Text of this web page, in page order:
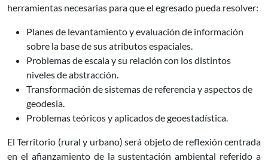
herramientas necesarias para que el egresado pueda resolver:
Planes de levantamiento y evaluación de información
sobre la base de sus atributos espaciales.
Problemas de escala y su relación con los distintos
niveles de abstracción.
Transformación de sistemas de referencia y aspectos de
geodesia.
Problemas teóricos y aplicados de geoestadística.
El Territorio (rural y urbano) será objeto de reflexión centrada
en el afianzamiento de la sustentación ambiental referido a